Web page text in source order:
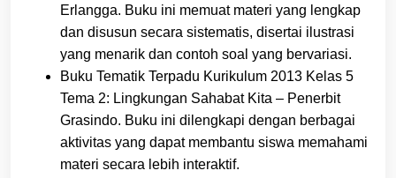
Erlangga. Buku ini memuat materi yang lengkap
dan disusun secara sistematis, disertai ilustrasi
yang menarik dan contoh soal yang bervariasi.
Buku Tematik Terpadu Kurikulum 2013 Kelas 5
Tema 2: Lingkungan Sahabat Kita – Penerbit
Grasindo. Buku ini dilengkapi dengan berbagai
aktivitas yang dapat membantu siswa memahami
materi secara lebih interaktif.